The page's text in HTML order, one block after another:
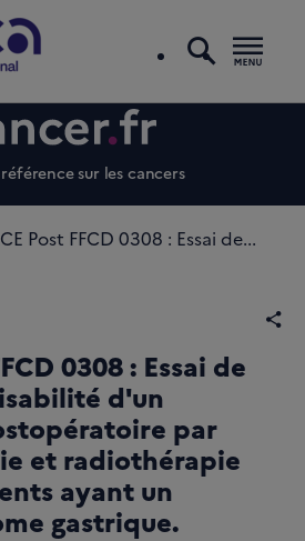
sur les cancers
Post FFCD 0308 : Essai de...
0308 : Essai de
d'un
par
et radiothérapie
ayant un
gastrique.